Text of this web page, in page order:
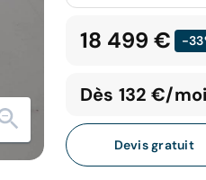
18 499 € -
Dès 132 €/
Devis gratuit